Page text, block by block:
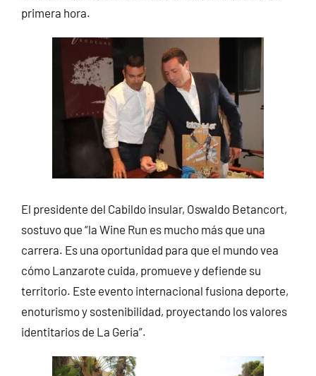
primera hora.
El presidente del Cabildo insular, Oswaldo Betancort,
sostuvo que “la Wine Run es mucho más que una
carrera. Es una oportunidad para que el mundo vea
cómo Lanzarote cuida, promueve y defiende su
territorio. Este evento internacional fusiona deporte,
enoturismo y sostenibilidad, proyectando los valores
identitarios de La Geria”.